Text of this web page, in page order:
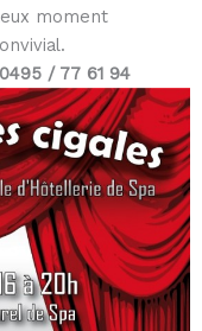
moment
/ 77 61 94